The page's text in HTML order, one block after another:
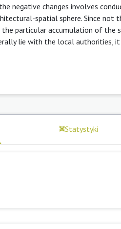
negative changes involves
spatial sphere. Since not
particular accumulation of the
lie with the local authorities,
Statystyki